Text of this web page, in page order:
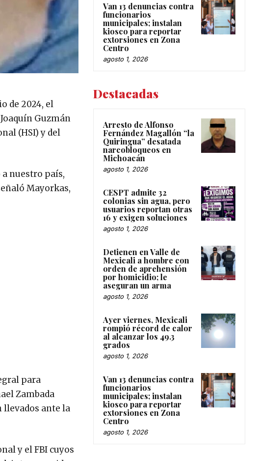
de 2024, el
Guzmán
(HSI) y del
nuestro país,
Mayorkas,
para
Zambada
llevados ante la
y el FBI cuyos
Van 13 denuncias contra
funcionarios
municipales; instalan
kiosco para reportar
extorsiones en Zona
Centro
agosto 1, 2026
Destacadas
Arresto de Alfonso
Fernández Magallón “la
Quiringua” desatada
narcobloqueos en
Michoacán
agosto 1, 2026
CESPT admite 32
colonias sin agua, pero
usuarios reportan otras
16 y exigen soluciones
agosto 1, 2026
Detienen en Valle de
Mexicali a hombre con
orden de aprehensión
por homicidio; le
aseguran un arma
agosto 1, 2026
Ayer viernes, Mexicali
rompió récord de calor
al alcanzar los 49.3
grados
agosto 1, 2026
Van 13 denuncias contra
funcionarios
municipales; instalan
kiosco para reportar
extorsiones en Zona
Centro
agosto 1, 2026